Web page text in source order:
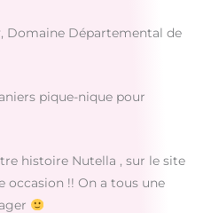
Domaine Départemental de
pique-nique pour
histoire Nutella , sur le site
occasion !! On a tous une